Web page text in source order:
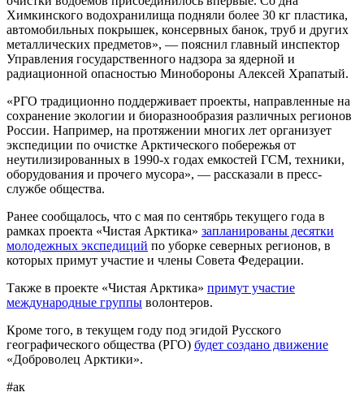
Химкинского водохранилища подняли более 30 кг пластика,
автомобильных покрышек, консервных банок, труб и других
металлических предметов», — пояснил главный инспектор
Управления государственного надзора за ядерной и
радиационной опасностью Минобороны Алексей Храпатый.
«РГО традиционно поддерживает проекты, направленные на
сохранение экологии и биоразнообразия различных регионов
России. Например, на протяжении многих лет организует
экспедиции по очистке Арктического побережья от
неутилизированных в 1990-х годах емкостей ГСМ, техники,
оборудования и прочего мусора», — рассказали в пресс-
службе общества.
Ранее сообщалось, что с мая по сентябрь текущего года в
рамках проекта «Чистая Арктика» запланированы десятки
молодежных экспедиций по уборке северных регионов, в
которых примут участие и члены Совета Федерации.
Также в проекте «Чистая Арктика» примут участие
международные группы волонтеров.
Кроме того, в текущем году под эгидой Русского
географического общества (РГО) будет создано движение
«Доброволец Арктики».
#ак